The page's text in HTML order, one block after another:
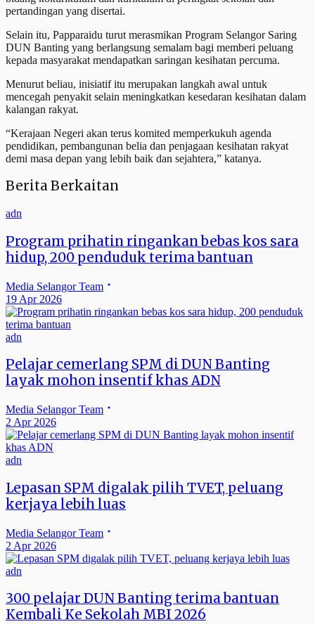
pertandingan yang disertai.
Selain itu, Papparaidu turut merasmikan Program Selangor Saring
DUN Banting yang berlangsung semalam bagi memberi peluang
kepada masyarakat mendapatkan saringan kesihatan percuma.
Menurut beliau, inisiatif itu merupakan langkah awal untuk
mencegah penyakit selain meningkatkan kesedaran kesihatan dalam
kalangan rakyat.
“Kerajaan Negeri akan terus komited memperkukuh agenda
pendidikan, pembangunan belia dan penjagaan kesihatan rakyat
demi masa depan yang lebih baik dan sejahtera,” katanya.
Berita Berkaitan
adn
Program prihatin ringankan bebas kos sara
hidup, 200 penduduk terima bantuan
Media Selangor Team
19 Apr 2026
adn
Pelajar cemerlang SPM di DUN Banting
layak mohon insentif khas ADN
Media Selangor Team
2 Apr 2026
adn
Lepasan SPM digalak pilih TVET, peluang
kerjaya lebih luas
Media Selangor Team
2 Apr 2026
adn
300 pelajar DUN Banting terima bantuan
Kembali Ke Sekolah MBI 2026